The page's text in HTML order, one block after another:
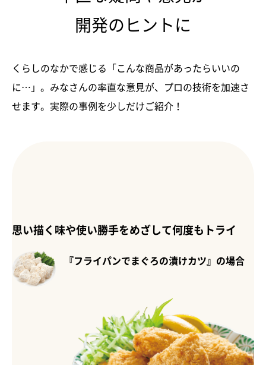
開発のヒントに
くらしのなかで感じる「こんな商品があったらいいの
に…」。みなさんの率直な意見が、プロの技術を加速さ
せます。実際の事例を少しだけご紹介！
思い描く味や使い勝手をめざして何度もトライ
『フライパンでまぐろの漬けカツ』の場合